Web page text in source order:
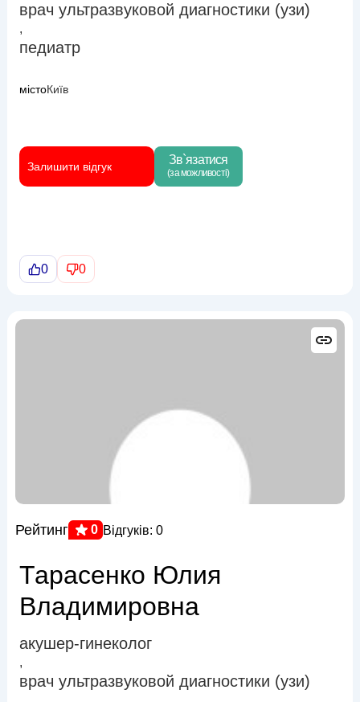
врач ультразвуковой диагностики (узи)
,
педиатр
містоКиїв
Залишити відгук Зв`язатися
(за можливості)
0 0
Рейтинг 0 Відгуків: 0
Тарасенко Юлия
Владимировна
акушер-гинеколог
,
врач ультразвуковой диагностики (узи)